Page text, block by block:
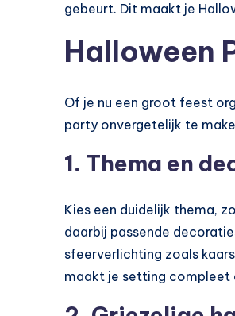
gebeurt. Dit maakt je
Halloween
Of je nu een groot feest
party onvergetelijk te
1. Thema en
Kies een duidelijk thema,
daarbij passende
sfeerverlichting zoals
maakt je setting compleet